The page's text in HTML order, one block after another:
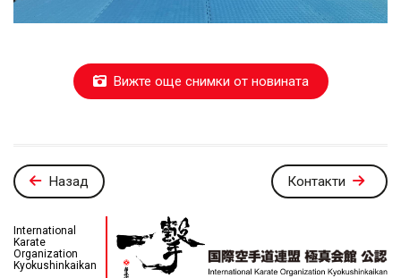
Вижте още снимки от новината
Назад Контакти
International
Karate
Organization
Kyokushinkaikan